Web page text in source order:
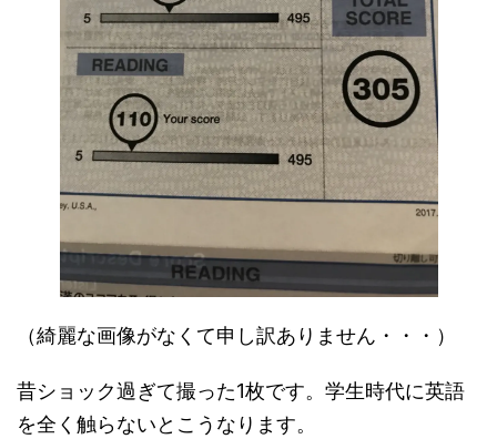
（綺麗な画像がなくて申し訳ありません・・・）
昔ショック過ぎて撮った1枚です。学生時代に英語
を全く触らないとこうなります。